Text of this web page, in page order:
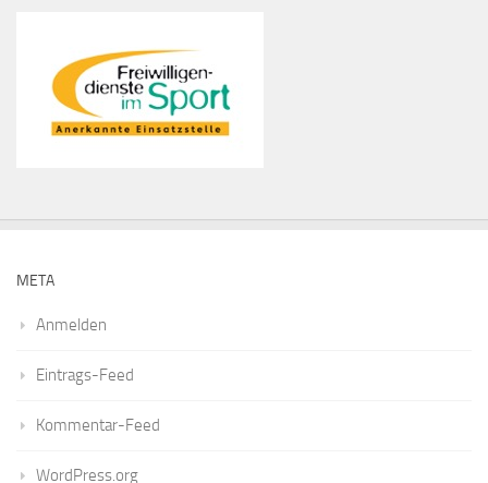
META
Anmelden
Eintrags-Feed
Kommentar-Feed
WordPress.org